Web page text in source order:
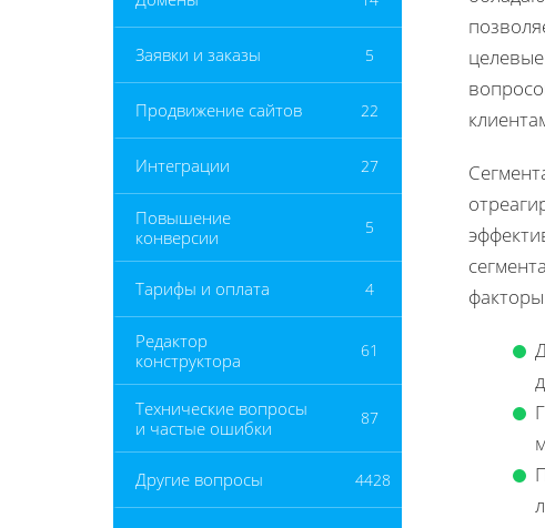
Заявки и заказы 5
Продвижение сайтов 22
Интеграции 27
Повышение
конверсии
5
Тарифы и оплата 4
Редактор
конструктора
61
Технические вопросы
и частые ошибки
87
Другие вопросы 4428